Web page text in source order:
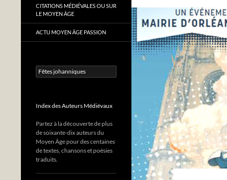
CITATIONS MÉDIÉVALES OU SUR
LE MOYEN ÂGE
ACTU MOYEN ÂGE PASSION
Rechercher :
Index des Auteurs Médiévaux
Partez à la découverte de plus
de soixante-dix auteurs du
Moyen Âge pour des centaines
de textes, chansons et poésies
traduits.